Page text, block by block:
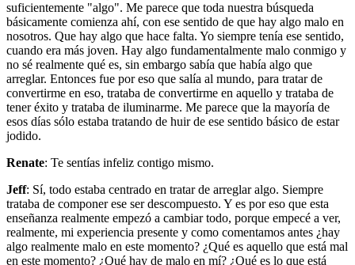
suficientemente "algo". Me parece que toda nuestra búsqueda
básicamente comienza ahí, con ese sentido de que hay algo malo en
nosotros. Que hay algo que hace falta. Yo siempre tenía ese sentido,
cuando era más joven. Hay algo fundamentalmente malo conmigo y
no sé realmente qué es, sin embargo sabía que había algo que
arreglar. Entonces fue por eso que salía al mundo, para tratar de
convertirme en eso, trataba de convertirme en aquello y trataba de
tener éxito y trataba de iluminarme. Me parece que la mayoría de
esos días sólo estaba tratando de huir de ese sentido básico de estar
jodido.
Renate: Te sentías infeliz contigo mismo.
Jeff: Sí, todo estaba centrado en tratar de arreglar algo. Siempre
trataba de componer ese ser descompuesto. Y es por eso que esta
enseñanza realmente empezó a cambiar todo, porque empecé a ver,
realmente, mi experiencia presente y como comentamos antes ¿hay
algo realmente malo en este momento? ¿Qué es aquello que está mal
en este momento? ¿Qué hay de malo en mí? ¿Qué es lo que está